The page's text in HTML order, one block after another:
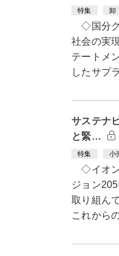
特集 卸
◇国分グ
社会の実
テートメ
したサプ
サステナ
と緊…
特集 小
◇イオン
ジョン
取り組ん
これから